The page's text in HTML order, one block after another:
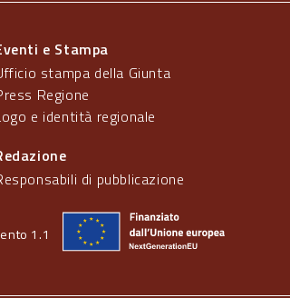
e Stampa
stampa della Giunta
Regione
e identità regionale
di pubblicazione
1.1